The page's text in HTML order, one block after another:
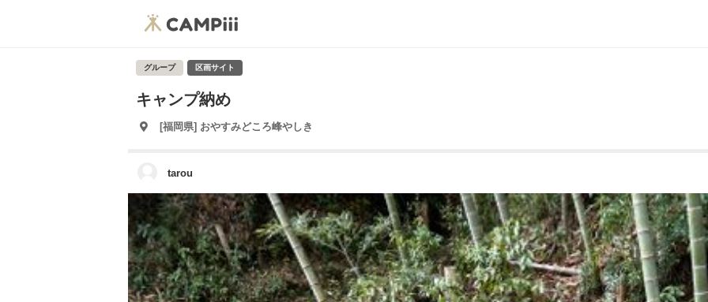
グループ 区画サイト
キャンプ納め
[福岡県] おやすみどころ峰やしき
tarou